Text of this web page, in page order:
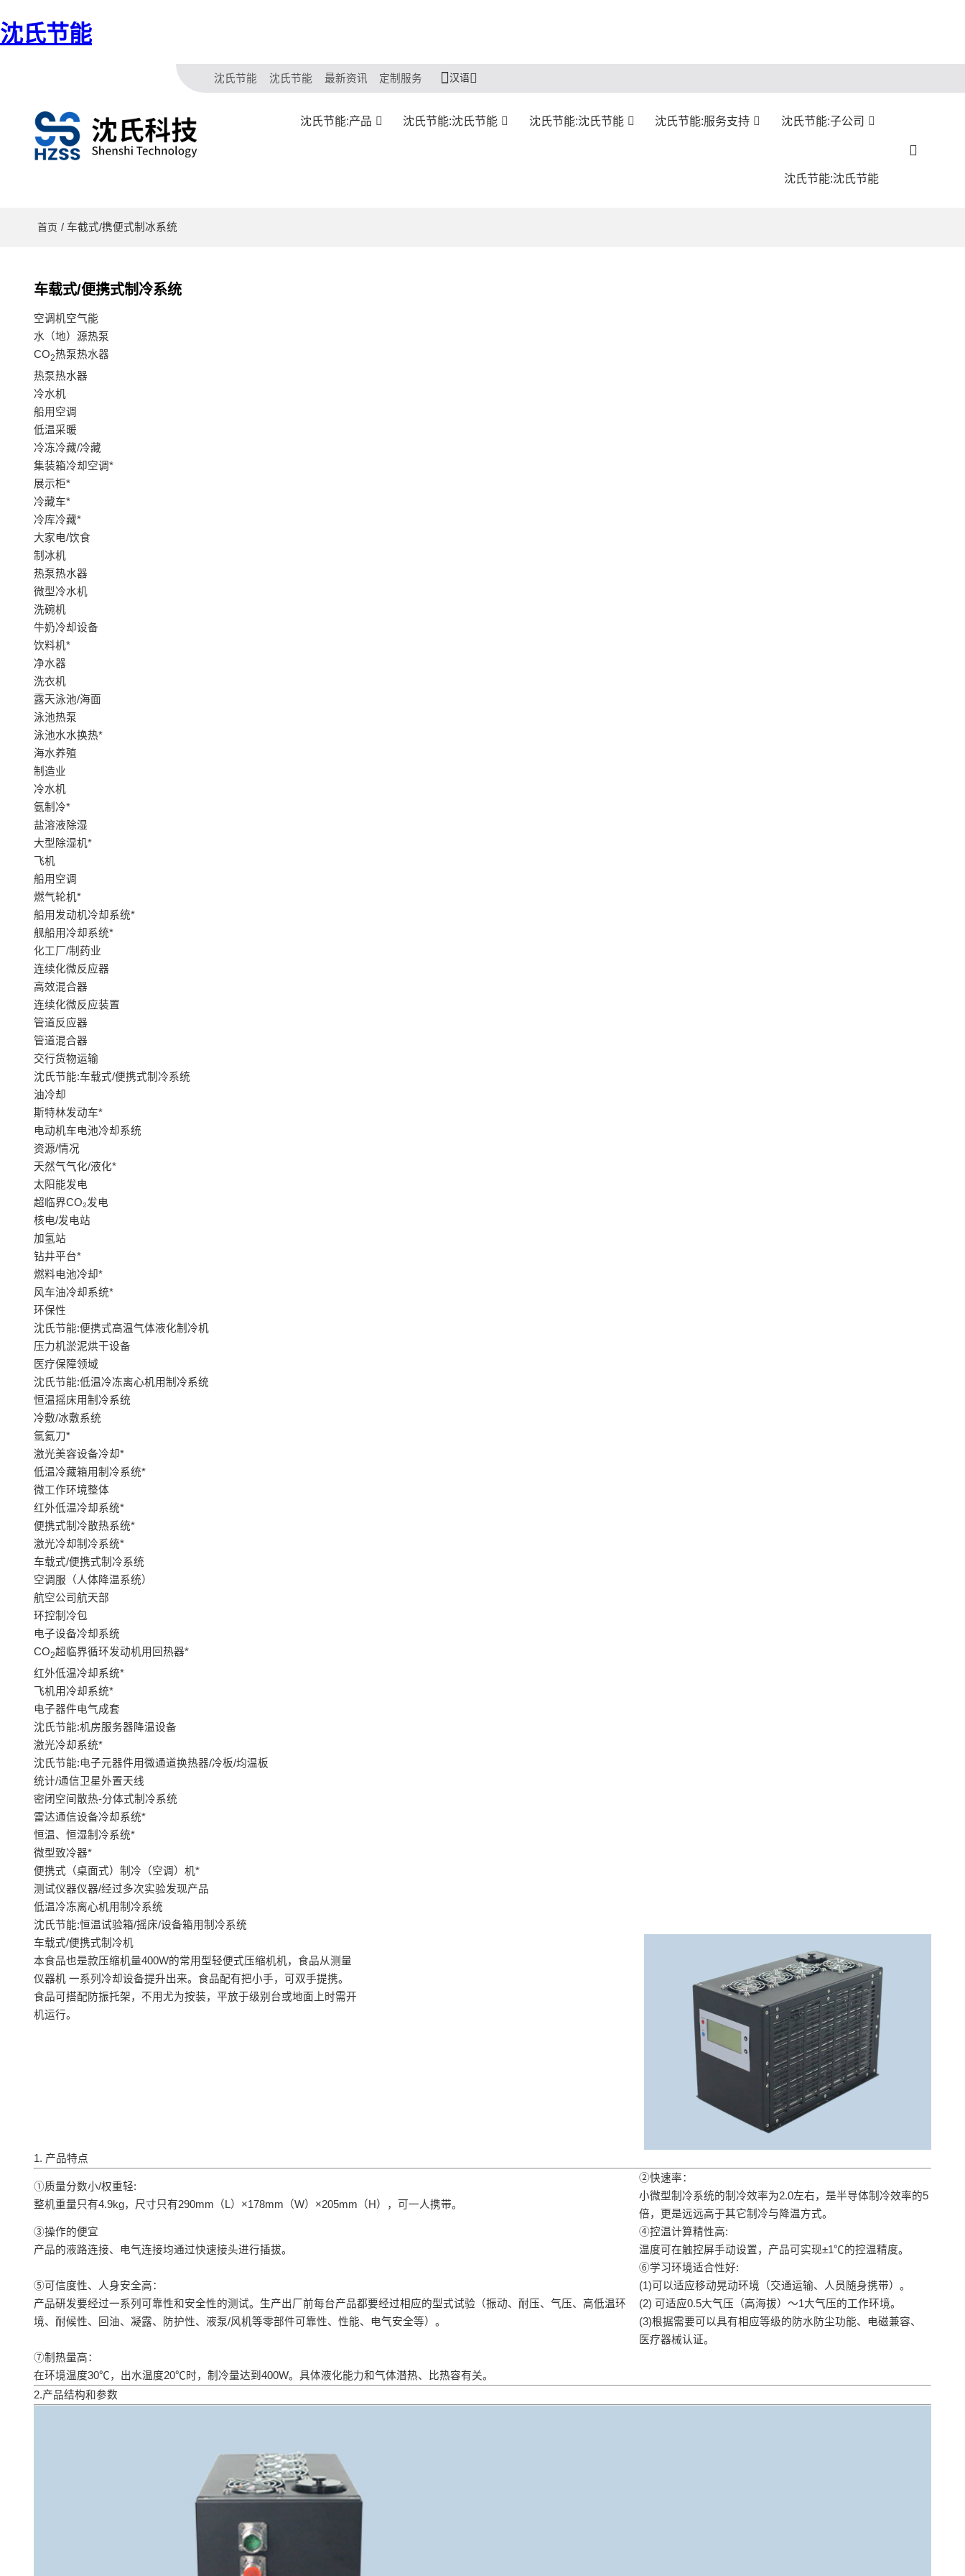
沈氏节能
沈氏节能 沈氏节能 最新资讯 定制服务 汉语
沈氏节能:产品 沈氏节能:沈氏节能 沈氏节能:沈氏节能 沈氏节能:服务支持 沈氏节能:子公司
沈氏节能:沈氏节能
首页 / 车截式/携便式制冰系统
车载式/便携式制冷系统
空调机空气能
水（地）源热泵
CO2热泵热水器
热泵热水器
冷水机
船用空调
低温采暖
冷冻冷藏/冷藏
集装箱冷却空调*
展示柜*
冷藏车*
冷库冷藏*
大家电/饮食
制冰机
热泵热水器
微型冷水机
洗碗机
牛奶冷却设备
饮料机*
净水器
洗衣机
露天泳池/海面
泳池热泵
泳池水水换热*
海水养殖
制造业
冷水机
氨制冷*
盐溶液除湿
大型除湿机*
飞机
船用空调
燃气轮机*
船用发动机冷却系统*
舰船用冷却系统*
化工厂/制药业
连续化微反应器
高效混合器
连续化微反应装置
管道反应器
管道混合器
交行货物运输
沈氏节能:车载式/便携式制冷系统
油冷却
斯特林发动车*
电动机车电池冷却系统
资源/情况
天然气气化/液化*
太阳能发电
超临界CO₂发电
核电/发电站
加氢站
钻井平台*
燃料电池冷却*
风车油冷却系统*
环保性
沈氏节能:便携式高温气体液化制冷机
压力机淤泥烘干设备
医疗保障领域
沈氏节能:低温冷冻离心机用制冷系统
恒温摇床用制冷系统
冷敷/冰敷系统
氩氦刀*
激光美容设备冷却*
低温冷藏箱用制冷系统*
微工作环境整体
红外低温冷却系统*
便携式制冷散热系统*
激光冷却制冷系统*
车载式/便携式制冷系统
空调服（人体降温系统）
航空公司航天部
环控制冷包
电子设备冷却系统
CO2超临界循环发动机用回热器*
红外低温冷却系统*
飞机用冷却系统*
电子器件电气成套
沈氏节能:机房服务器降温设备
激光冷却系统*
沈氏节能:电子元器件用微通道换热器/冷板/均温板
统计/通信卫星外置天线
密闭空间散热-分体式制冷系统
雷达通信设备冷却系统*
恒温、恒湿制冷系统*
微型致冷器*
便携式（桌面式）制冷（空调）机*
测试仪器仪器/经过多次实验发现产品
低温冷冻离心机用制冷系统
沈氏节能:恒温试验箱/摇床/设备箱用制冷系统
车载式/便携式制冷机
本食品也是款压缩机量400W的常用型轻便式压缩机机，食品从测量
仪器机 一系列冷却设备提升出来。食品配有把小手，可双手提携。
食品可搭配防振托架，不用尤为按装，平放于级别台或地面上时需开
机运行。
1. 产品特点
①质量分数小/权重轻:
整机重量只有4.9kg，尺寸只有290mm（L）×178mm（W）×205mm（H），可一人携带。
②快速率：
小微型制冷系统的制冷效率为2.0左右，是半导体制冷效率的5
倍，更是远远高于其它制冷与降温方式。
③操作的便宜
产品的液路连接、电气连接均通过快速接头进行插拔。
④控温计算精性高:
温度可在触控屏手动设置，产品可实现±1℃的控温精度。
⑤可信度性、人身安全高：
产品研发要经过一系列可靠性和安全性的测试。生产出厂前每台产品都要经过相应的型式试验（振动、耐压、气压、高低温环
境、耐候性、回油、凝露、防护性、液泵/风机等零部件可靠性、性能、电气安全等）。
⑥学习环境适合性好:
(1)可以适应移动晃动环境（交通运输、人员随身携带）。
(2) 可适应0.5大气压（高海拔）～1大气压的工作环境。
(3)根据需要可以具有相应等级的防水防尘功能、电磁兼容、
医疗器械认证。
⑦制热量高：
在环境温度30℃，出水温度20℃时，制冷量达到400W。具体液化能力和气体潜热、比热容有关。
2.产品结构和参数